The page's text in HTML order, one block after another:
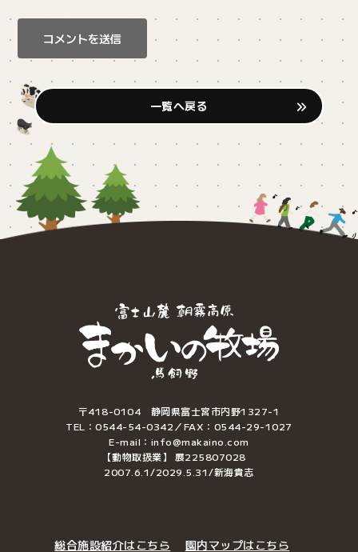
一覧へ戻る
〒418-0104 静岡県富士宮市内野1327-1
TEL：0544-54-0342／FAX：0544-29-1027
E-mail：info@makaino.com
【動物取扱業】 展225807028
2007.6.1/2029.5.31/新海貴志
総合施設紹介はこちら 園内マップはこちら